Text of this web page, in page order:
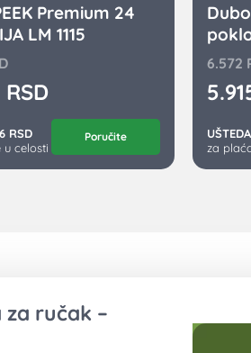
Premium 24
LM 1115
RSD
RSD
celosti
Poručite
6.572
za
ručak –